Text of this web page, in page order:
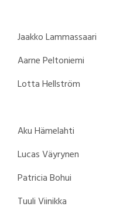
Jaakko Lammassaari
Aarne Peltoniemi
Lotta Hellström
Aku Hämelahti
Lucas Väyrynen
Patricia Bohui
Tuuli Viinikka